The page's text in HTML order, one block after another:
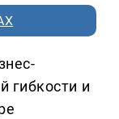
гибкости и